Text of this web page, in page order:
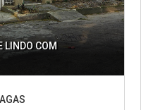
LINDO COM